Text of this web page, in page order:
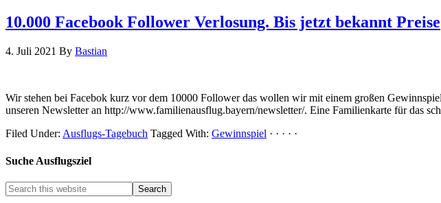
10.000 Facebook Follower Verlosung. Bis jetzt bekannt Preise
4. Juli 2021 By Bastian
Wir stehen bei Facebok kurz vor dem 10000 Follower das wollen wir mit einem großen
unseren Newsletter an http://www.familienausflug.bayern/newsletter/. Eine Familienkarte für das
Filed Under: Ausflugs-Tagebuch Tagged With: Gewinnspiel · · · · ·
Suche Ausflugsziel